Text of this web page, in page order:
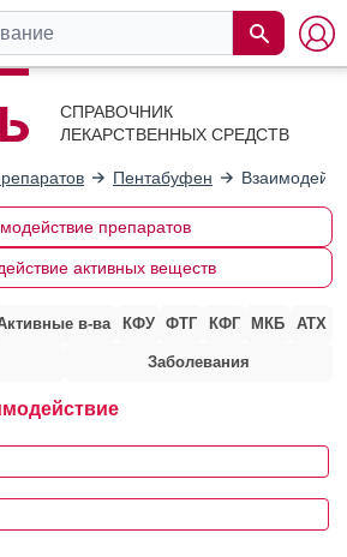
СПРАВОЧНИК
ЛЕКАРСТВЕННЫХ СРЕДСТВ
Пентабуфен
препаратов
активных веществ
в-ва КФУ ФТГ КФГ МКБ АТХ
Заболевания